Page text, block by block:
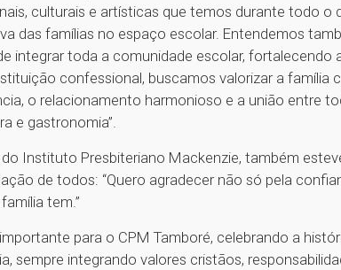
culturais e artísticas que temos durante todo o
das famílias no espaço escolar. Entendemos
integrar toda a comunidade escolar, fortalecendo
confessional, buscamos valorizar a família
o relacionamento harmonioso e a união entre
e gastronomia”.
do Instituto Presbiteriano Mackenzie, também
de todos: “Quero agradecer não só pela
tem.”
para o CPM Tamboré, celebrando a
sempre integrando valores cristãos,